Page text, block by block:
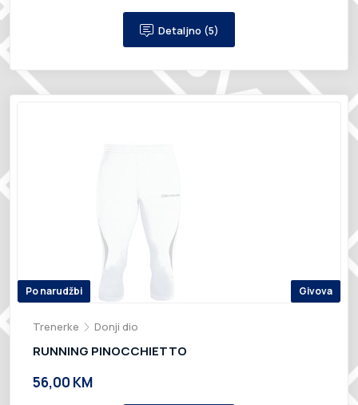
Detaljno (5)
Po narudžbi Givova
Trenerke Donji dio
RUNNING PINOCCHIETTO
56,00 KM